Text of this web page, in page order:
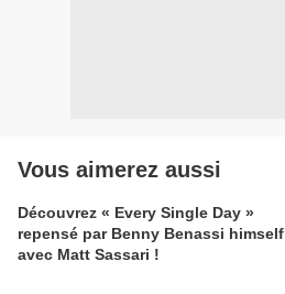
Vous aimerez aussi
Découvrez « Every Single Day »
repensé par Benny Benassi himself
avec Matt Sassari !